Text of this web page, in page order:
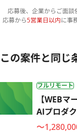
応募後、企業からご面談
応募から5営業日以内に事
この案件と同じ
フルリモート
【WEB
AIプロダ
〜